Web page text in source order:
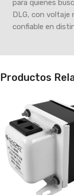
para quienes
DLG, con voltaje
confiable en
Productos